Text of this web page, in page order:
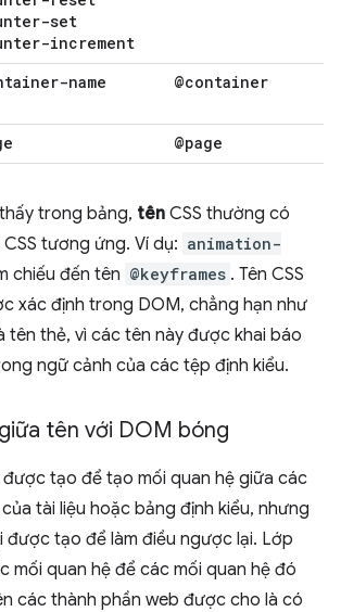
set
increment
name @container
@page
trong bảng, tên CSS thường có
CSS tương ứng. Ví dụ: animation-
chiếu đến tên @keyframes . Tên CSS
xác định trong DOM, chẳng hạn như
tên thẻ, vì các tên này được khai báo
ngữ cảnh của các tệp định kiểu.
tên với DOM bóng
được tạo để tạo mối quan hệ giữa các
tài liệu hoặc bảng định kiểu, nhưng
được tạo để làm điều ngược lại. Lớp
mối quan hệ để các mối quan hệ đó
các thành phần web được cho là có